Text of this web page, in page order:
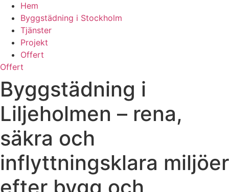
Hem
Byggstädning i Stockholm
Tjänster
Projekt
Offert
Offert
Byggstädning i
Liljeholmen – rena,
säkra och
inflyttningsklara miljöer